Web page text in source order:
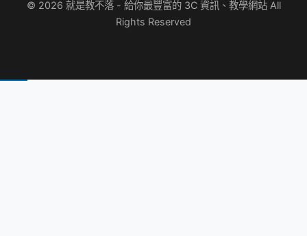
© 2026 就是教不落 - 給你最豐富的 3C 資訊、教學網站 All
Rights Reserved